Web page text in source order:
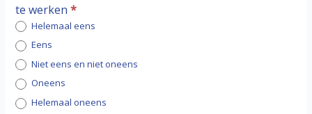
te werken*
Helemaal eens
Eens
Niet eens en niet oneens
Oneens
Helemaal oneens